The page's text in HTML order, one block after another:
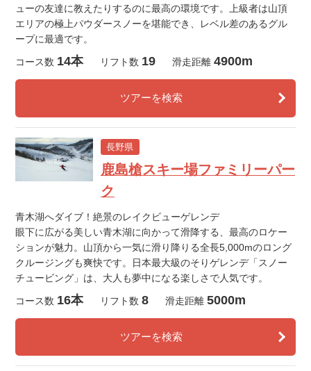
ューの友達に教えたりするのに最高の環境です。上級者は山頂
エリアの極上パウダースノーを堪能でき、レベル差のあるグル
ープに最適です。
コース数 14本 リフト数 19 滑走距離 4900m
ツアーを検索
長野県
鹿島槍スキー場ファミリーパー
ク
青木湖へダイブ！絶景のレイクビューゲレンデ
眼下に広がる美しい青木湖に向かって滑降する、最高のロケー
ションが魅力。山頂から一気に滑り降りる全長5,000mのロング
クルージングも爽快です。日本最大級のそりゲレンデ「スノー
チュービング」は、大人も夢中になる楽しさで人気です。
コース数 16本 リフト数 8 滑走距離 5000m
ツアーを検索